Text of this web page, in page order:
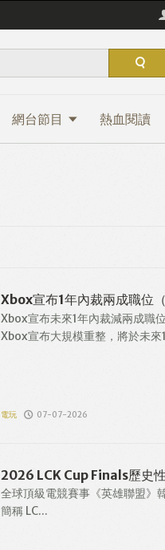
網台節目 熱血閱讀
Xbox宣布1年內裁兩成職位（
Xbox宣布未來1年內裁減兩成職
Xbox宣布大規模重整，將於未來
電玩 07-07-2026
2026 LCK Cup Finals歷史
全球頂級電競賽事《英雄聯盟
簡稱 LC...